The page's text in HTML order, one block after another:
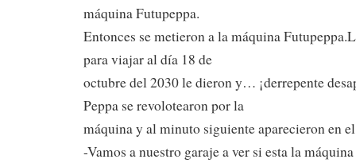
máquina Futupeppa.
Entonces se metieron a la máquina
para viajar al día 18 de
octubre del 2030 le dieron y… ¡derrepente
Peppa se revolotearon por la
máquina y al minuto siguiente aparecieron en
-Vamos a nuestro garaje a ver si esta la